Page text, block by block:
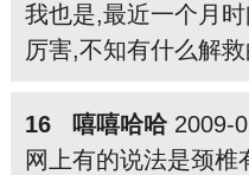
我也是,最近一个月
厉害,不知有什么解
16 嘻嘻哈哈2009-
网上有的说法是颈椎